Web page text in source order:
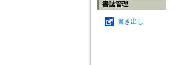
書誌管理
書き出し